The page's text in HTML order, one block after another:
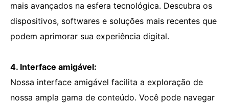
mais avançados na esfera tecnológica. Descubra os
dispositivos, softwares e soluções mais recentes que
podem aprimorar sua experiência digital.
4. Interface amigável:
Nossa interface amigável facilita a exploração de
nossa ampla gama de conteúdo. Você pode navegar